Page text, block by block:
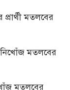
প্রার্থী মতলবের
মতলবের
মতলবের